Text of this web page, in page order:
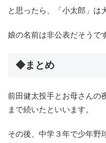
と思ったら、「小太郎」は
娘の名前は非公表だそうで
◆まとめ
前田健太投手とお母さんの
まで続いたといいます。
その後、中学３年で少年野